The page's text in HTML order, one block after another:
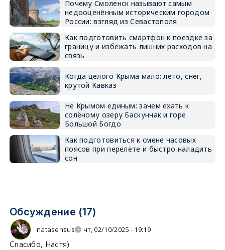
Почему Смоленск называют самым
недооценённым историческим городом
России: взгляд из Севастополя
Как подготовить смартфон к поездке за
границу и избежать лишних расходов на
связь
Когда целого Крыма мало: лето, снег,
крутой Кавказ
Не Крымом единым: зачем ехать к
солёному озеру Баскунчак и горе
Большой Богдо
Как подготовиться к смене часовых
поясов при перелёте и быстро наладить
сон
Обсуждение (17)
natasensus чт, 02/10/2025 - 19:19
Спасибо, Настя)